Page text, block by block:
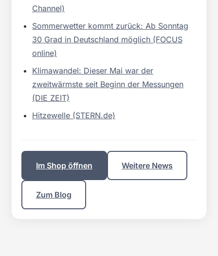
Channel)
Sommerwetter kommt zurück: Ab Sonntag
30 Grad in Deutschland möglich (FOCUS
online)
Klimawandel: Dieser Mai war der
zweitwärmste seit Beginn der Messungen
(DIE ZEIT)
Hitzewelle (STERN.de)
Im Shop öffnen Weitere News
Zum Blog